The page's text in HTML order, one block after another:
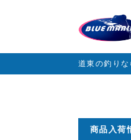
道東の釣り
商品入荷